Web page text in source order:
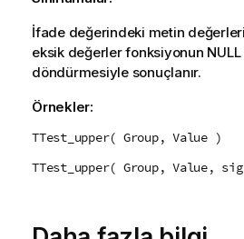
İfade değerindeki metin değerleri,
eksik değerler fonksiyonun NULL
döndürmesiyle sonuçlanır.
Örnekler:
TTest_upper( Group, Value )
TTest_upper( Group, Value,